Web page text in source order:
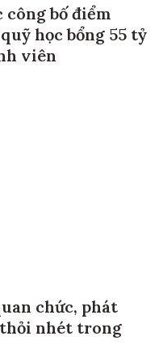
bố điểm
học bổng 55 tỷ
viên
chức, phát
nhét trong